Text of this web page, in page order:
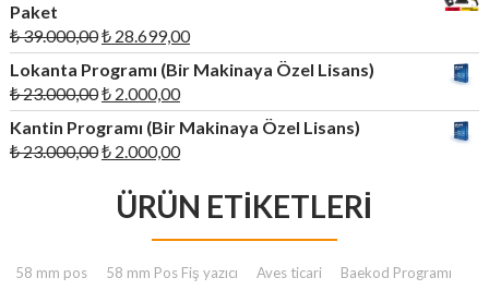
Paket
₺39.000,00Orijinal
fiyat:
₺ 39.000,00.
₺28.699,00Şu
andaki
fiyat:
₺ 28.699,00.
Lokanta Programı (Bir Makinaya Özel Lisans)
₺23.000,00Orijinal
fiyat:
₺ 23.000,00.
₺2.000,00Şu
andaki
fiyat:
₺ 2.000,00.
Kantin Programı (Bir Makinaya Özel Lisans)
₺23.000,00Orijinal
₺ 23.000,00.
₺2.000,00Şu
fiyat:
₺ 2.000,00.
ÜRÜN ETIKETLERI
58 mm pos 58 mm Pos Fiş yazıcı Aves ticari Baekod Programı